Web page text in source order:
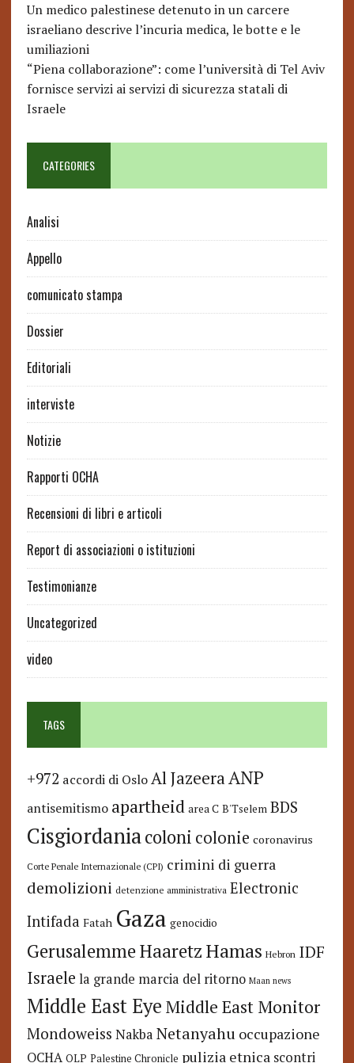
Un medico palestinese detenuto in un carcere
israeliano descrive l’incuria medica, le botte e le
umiliazioni
“Piena collaborazione”: come l’università di Tel Aviv
fornisce servizi ai servizi di sicurezza statali di
Israele
CATEGORIES
Analisi
Appello
comunicato stampa
Dossier
Editoriali
interviste
Notizie
Rapporti OCHA
Recensioni di libri e articoli
Report di associazioni o istituzioni
Testimonianze
Uncategorized
video
TAGS
+972 accordi di Oslo Al JazeeraANP
antisemitismo apartheid area C B'Tselem BDS
Cisgiordaniacoloni colonie coronavirus
Corte Penale Internazionale (CPI) crimini di guerra
demolizioni detenzione amministrativa Electronic
Intifada Fatah Gaza genocidio
GerusalemmeHaaretzHamas Hebron IDF
Israele la grande marcia del ritorno Maan news
Middle East Eye Middle East Monitor
Mondoweiss Nakba Netanyahu occupazione
OCHA OLP Palestine Chronicle pulizia etnica scontri